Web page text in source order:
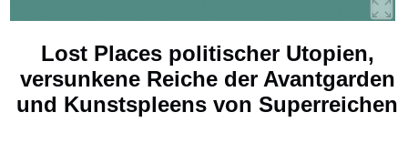
Lost Places politischer Utopien,
versunkene Reiche der Avantgarden
und Kunstspleens von Superreichen